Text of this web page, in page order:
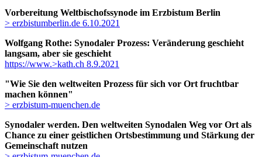
Vorbereitung Weltbischofssynode im Erzbistum Berlin
> erzbistumberlin.de 6.10.2021
Wolfgang Rothe: Synodaler Prozess: Veränderung geschieht
langsam, aber sie geschieht
https://www.>kath.ch 8.9.2021
"Wie Sie den weltweiten Prozess für sich vor Ort fruchtbar
machen können"
> erzbistum-muenchen.de
Synodaler werden. Den weltweiten Synodalen Weg vor Ort als
Chance zu einer geistlichen Ortsbestimmung und Stärkung der
Gemeinschaft nutzen